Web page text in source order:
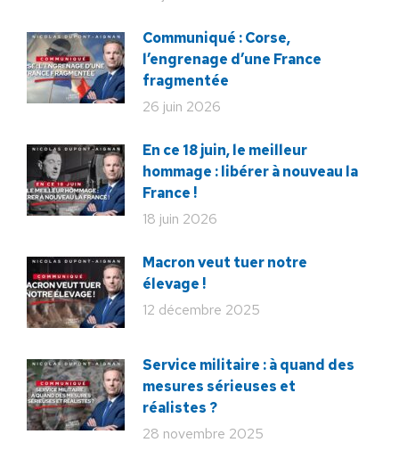
Communiqué : Corse,
l’engrenage d’une France
fragmentée
26 juin 2026
En ce 18 juin, le meilleur
hommage : libérer à nouveau la
France !
18 juin 2026
Macron veut tuer notre
élevage !
12 décembre 2025
Service militaire : à quand des
mesures sérieuses et
réalistes ?
28 novembre 2025